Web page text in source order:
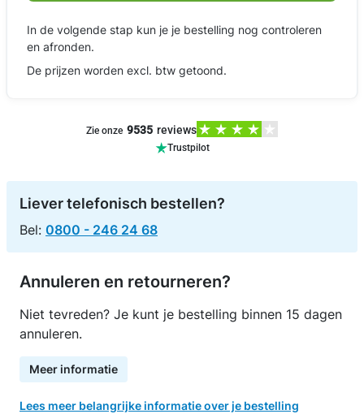
In de volgende stap kun je je bestelling nog controleren
en afronden.
De prijzen worden excl. btw getoond.
Zie onze 9535 reviews
Trustpilot
Liever telefonisch bestellen?
Bel: 0800 - 246 24 68
Annuleren en retourneren?
Niet tevreden? Je kunt je bestelling binnen 15 dagen
annuleren.
Meer informatie
Lees meer belangrijke informatie over je bestelling